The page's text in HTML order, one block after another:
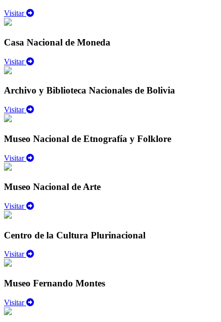
Visitar
Casa Nacional de Moneda
Visitar
Archivo y Biblioteca Nacionales de Bolivia
Visitar
Museo Nacional de Etnografía y Folklore
Visitar
Museo Nacional de Arte
Visitar
Centro de la Cultura Plurinacional
Visitar
Museo Fernando Montes
Visitar